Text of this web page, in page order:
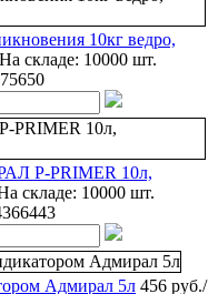
10кг ведро,
На складе: 10000 шт.
P-PRIMER 10л,
складе: 10000 шт.
Адмирал 5л 456 руб./